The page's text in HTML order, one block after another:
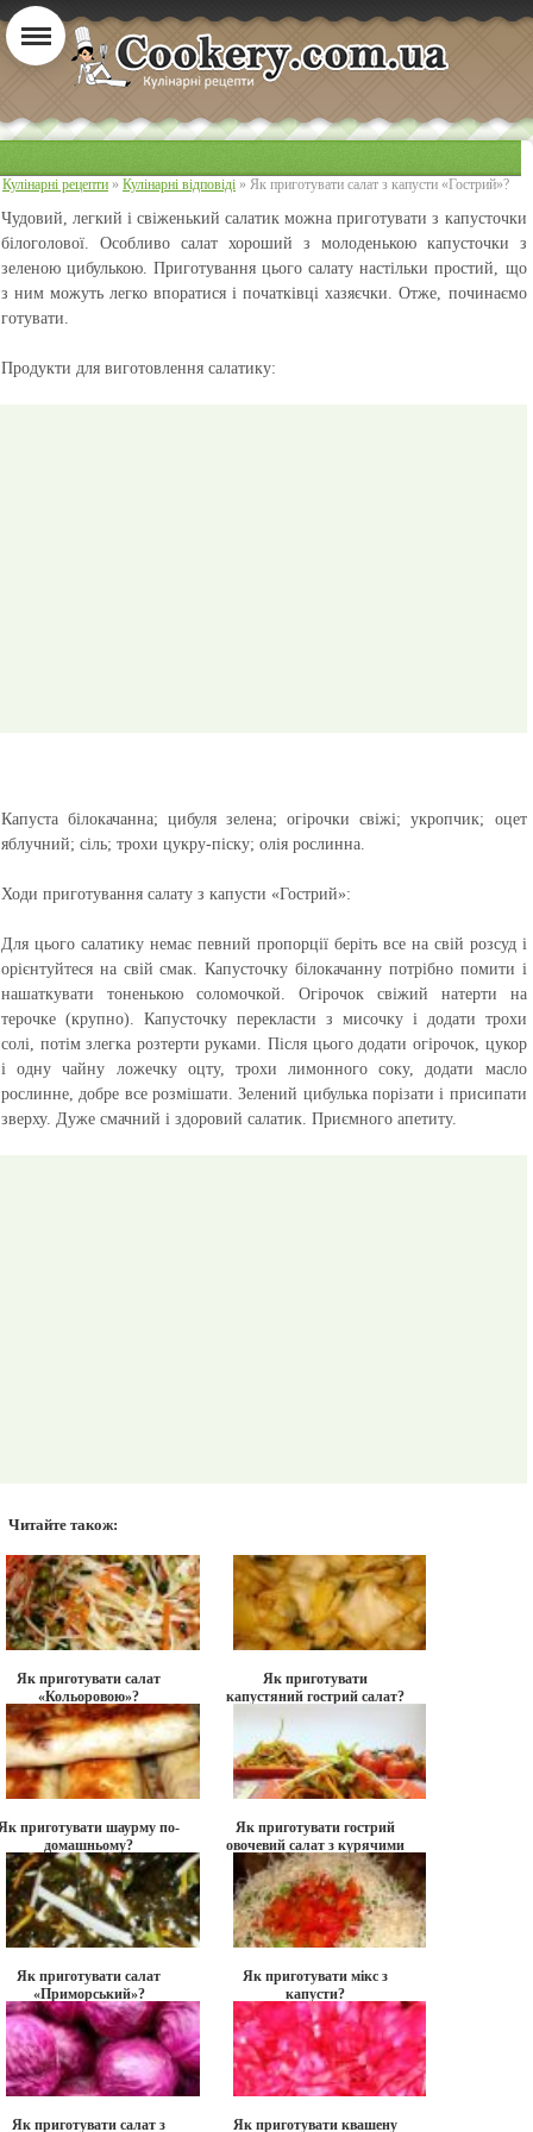
Кулінарні рецепти » Кулінарні відповіді » Як приготувати салат з капусти «Гострий»?
Чудовий, легкий і свіженький салатик можна приготувати з капусточки
білоголової. Особливо салат хороший з молоденькою капусточки з
зеленою цибулькою. Приготування цього салату настільки простий, що
з ним можуть легко впоратися і початківці хазяєчки. Отже, починаємо
готувати.
Продукти для виготовлення салатику:
Капуста білокачанна; цибуля зелена; огірочки свіжі; укропчик; оцет
яблучний; сіль; трохи цукру-піску; олія рослинна.
Ходи приготування салату з капусти «Гострий»:
Для цього салатику немає певний пропорції беріть все на свій розсуд і
орієнтуйтеся на свій смак. Капусточку білокачанну потрібно помити і
нашаткувати тоненькою соломочкой. Огірочок свіжий натерти на
терочке (крупно). Капусточку перекласти з мисочку і додати трохи
солі, потім злегка розтерти руками. Після цього додати огірочок, цукор
і одну чайну ложечку оцту, трохи лимонного соку, додати масло
рослинне, добре все розмішати. Зелений цибулька порізати і присипати
зверху. Дуже смачний і здоровий салатик. Приємного апетиту.
Читайте також:
Як приготувати салат
«Кольоровою»?
Як приготувати
капустяний гострий салат?
приготувати шаурму по-
домашньому?
Як приготувати гострий
овочевий салат з курячими
шлунками?
Як приготувати салат
«Приморський»?
Як приготувати мікс з
капусти?
Як приготувати салат з Як приготувати квашену